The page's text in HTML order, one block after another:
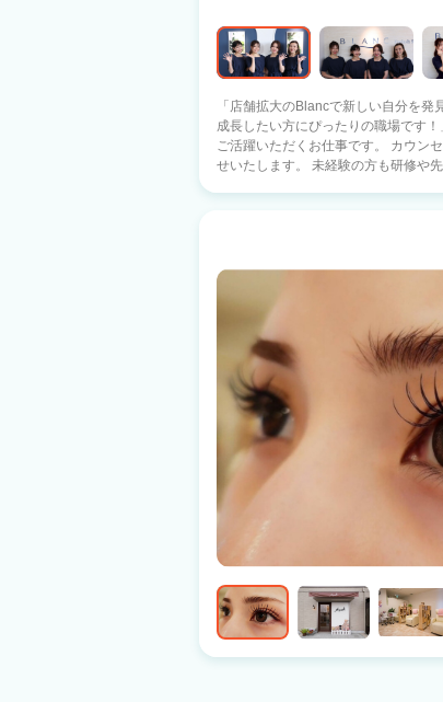
「店舗拡大のBlancで新しい自分を
成長したい方にぴったりの職場です！」 ✔️仕事内容 アイリスト/アイデザイナーと
ご活躍いただくお仕事です。 カウン
せいたします。 未経験の方も研修や
度が高い会社です。 キャリアを中断
支援制度を積極的に活用して頂き、
します。 ✔️産休・育休からの復帰多数 女性が多数活躍する企業だからこそ、ワーキン
グマザーが働きやすい環境を大切に
ベントを在職中に迎えても、安心し
抱える不安を解消し、復職後もご活